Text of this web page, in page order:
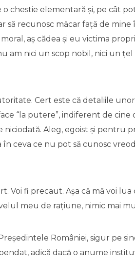
o chestie elementară și, pe cât
să recunosc măcar față de
aș cădea și eu victima
am nici un scop nobil, nici un
Cert este că detaliile
“la putere”, indiferent de
niciodată. Aleg, egoist și pentru
ceva ce nu pot să cunosc
Voi fi precaut. Așa că mă voi
meu de rațiune, nimic mai
României, sigur pe
adică dacă o anume